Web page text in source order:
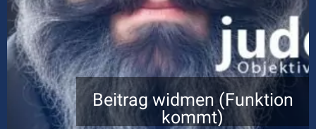
Beitrag widmen (Funktion
kommt)